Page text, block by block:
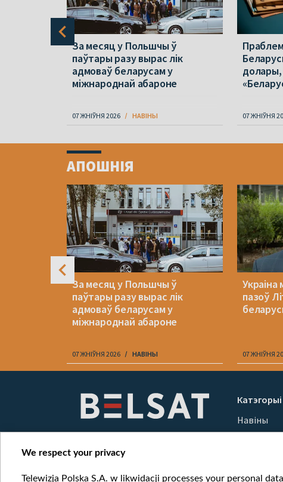
За месяц у Польшчы ў
паўтары разу вырас лік
адмоваў беларусам у
міжнароднай абароне
07 ЖНІЎНЯ 2026 НАВІНЫ 07 ЖНІЎНЯ
ofАПОШНІЯ
За месяц у Польшчы ў
паўтары разу вырас лік
адмоваў беларусам у
міжнароднай абароне
07 ЖНІЎНЯ 2026 НАВІНЫ
пазоў
07 ЖНІЎНЯ
Катэгорыі
Навіны
Вайна
We respect your privacy
Telewizja Polska S.A. w likwidacji processes your personal